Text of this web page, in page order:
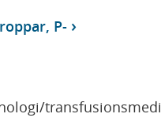
P-